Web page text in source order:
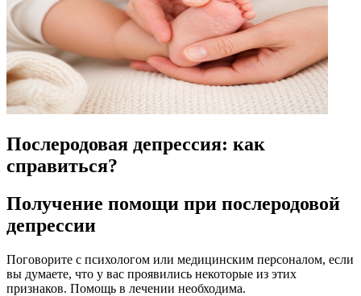
Послеродовая депрессия: как
справиться?
Получение помощи при послеродовой
депрессии
Поговорите с психологом или медицинским персоналом, если
вы думаете, что у вас проявились некоторые из этих
признаков. Помощь в лечении необходима.